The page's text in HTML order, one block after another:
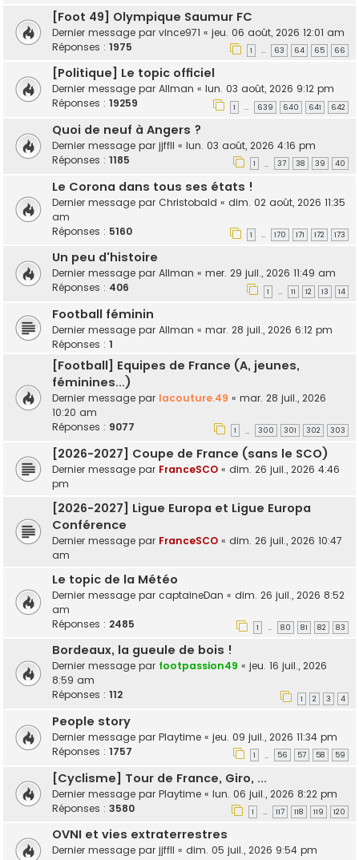
[Foot 49] Olympique Saumur FC
Dernier message par vince971 « jeu. 06 août, 2026 12:01 am
Réponses : 1975 1 … 63 64 65 66
[Politique] Le topic officiel
Dernier message par Allman « lun. 03 août, 2026 9:12 pm
Réponses : 19259 1 … 639 640 641 642
Quoi de neuf à Angers ?
Dernier message par jjffll « lun. 03 août, 2026 4:16 pm
Réponses : 1185 1 … 37 38 39 40
Le Corona dans tous ses états !
Dernier message par Christobald « dim. 02 août, 2026 11:35
am
Réponses : 5160 1 … 170 171 172 173
Un peu d'histoire
Dernier message par Allman « mer. 29 juil., 2026 11:49 am
Réponses : 406 1 … 11 12 13 14
Football féminin
Dernier message par Allman « mar. 28 juil., 2026 6:12 pm
Réponses : 1
[Football] Equipes de France (A, jeunes,
féminines...)
Dernier message par lacouture.49 « mar. 28 juil., 2026
10:20 am
Réponses : 9077 1 … 300 301 302 303
[2026-2027] Coupe de France (sans le SCO)
Dernier message par FranceSCO « dim. 26 juil., 2026 4:46
pm
[2026-2027] Ligue Europa et Ligue Europa
Conférence
Dernier message par FranceSCO « dim. 26 juil., 2026 10:47
am
Le topic de la Météo
Dernier message par captaineDan « dim. 26 juil., 2026 8:52
am
Réponses : 2485 1 … 80 81 82 83
Bordeaux, la gueule de bois !
Dernier message par footpassion49 « jeu. 16 juil., 2026
8:59 am
Réponses : 112 1 2 3 4
People story
Dernier message par Playtime « jeu. 09 juil., 2026 11:34 pm
Réponses : 1757 1 … 56 57 58 59
[Cyclisme] Tour de France, Giro, ...
Dernier message par Playtime « lun. 06 juil., 2026 8:22 pm
Réponses : 3580 1 … 117 118 119 120
OVNI et vies extraterrestres
Dernier message par jjffll « dim. 05 juil., 2026 9:54 pm